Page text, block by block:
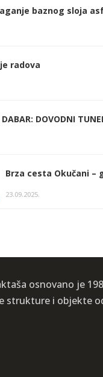
baznog sloja
radova
DABAR: DOVODNI
Brza cesta Okučani –
23.09.2025.
osnovano je
i objekte